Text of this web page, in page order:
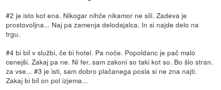
#2 je isto kot ena. Nikogar nihče nikamor ne sili. Zadeva je
prostovoljna... Naj pa zamenja delodajalca. In si najde delo na
trgu.
#4 bi bil v službi, če bi hotel. Pa noče. Popoldanc je pač malo
cenejši. Zakaj pa ne. Ni fer, sam zakoni so taki kot so. Bo šlo stran.
za vse... #3 je isti, sam dobro plačanega posla si ne zna najti.
Zakaj bi bil on pol izjema...